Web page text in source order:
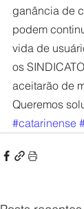
ganância de
podem
vida de
os
aceitarão de
Queremos
#catarinense